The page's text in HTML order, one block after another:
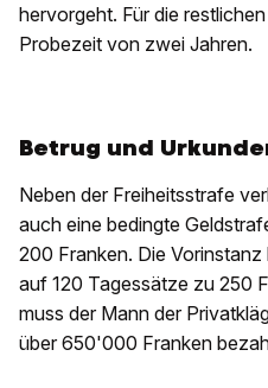
hervorgeht. Für die
Probezeit von zwei Jahren.
Betrug und
Neben der Freiheitsstrafe
auch eine bedingte
200 Franken. Die
auf 120 Tagessätze zu 250
muss der Mann der
über 650'000 Franken